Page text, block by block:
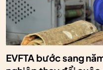
EVFTA bước sang